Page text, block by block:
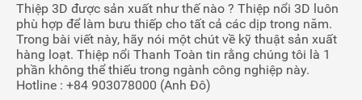
Thiệp 3D được sản xuất như thế nào ? Thiệp nổi 3D luôn
phù hợp để làm bưu thiếp cho tất cả các dịp trong năm.
Trong bài viết này, hãy nói một chút về kỹ thuật sản xuất
hàng loạt. Thiệp nổi Thanh Toàn tin rằng chúng tôi là 1
phần không thể thiếu trong ngành công nghiệp này.
Hotline : +84 903078000 (Anh Đô)